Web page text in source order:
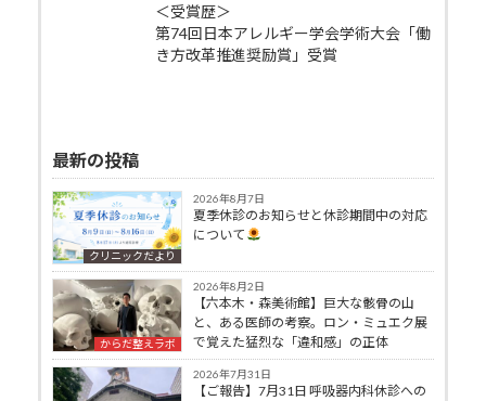
＜受賞歴＞
第74回日本アレルギー学会学術大会「働
き方改革推進奨励賞」受賞
最新の投稿
クリニックだより
2026年8月7日
夏季休診のお知らせと休診期間中の対応
について
からだ整えラボ
2026年8月2日
【六本木・森美術館】巨大な骸骨の山
と、ある医師の考察。ロン・ミュエク展
で覚えた猛烈な「違和感」の正体
2026年7月31日
【ご報告】7月31日 呼吸器内科休診への